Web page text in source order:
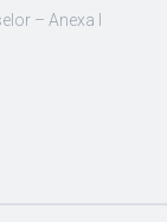
– Anexa I